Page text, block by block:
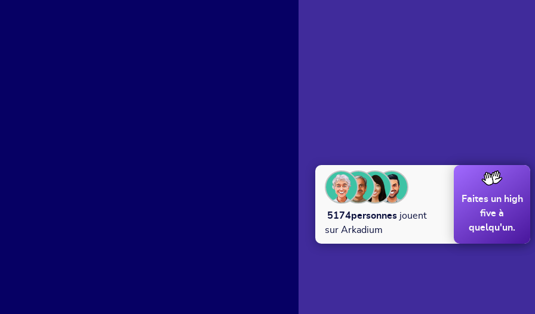
5174personnes jouent
sur Arkadium
Faites un high
five à
quelqu'un.